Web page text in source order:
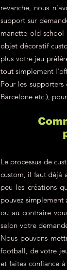
revanche, nous
support sur
manette old
objet décoratif
plus votre jeu
tout simplement
Pour les
Barcelone etc.),
Le processus de
custom, il faut déjà
peu les créations
pouvez simplement
ou au contraire
selon votre
Nous pouvons
football, de votre
et faites confiance